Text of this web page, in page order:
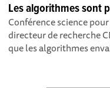
Les algorithmes sont
Conférence science
directeur de recherche
que les algorithmes